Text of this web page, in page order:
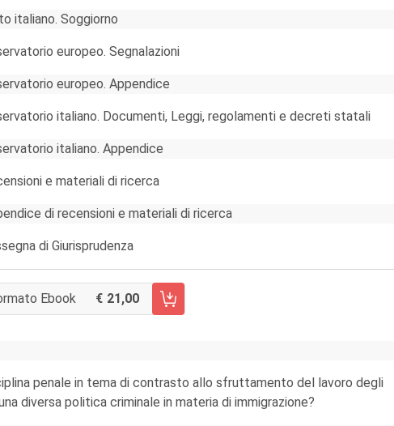
italiano. Soggiorno
europeo. Segnalazioni
europeo. Appendice
italiano. Documenti, Leggi, regolamenti e decreti statali
italiano. Appendice
e materiali di ricerca
di recensioni e materiali di ricerca
di Giurisprudenza
Ebook 21,00
AL CARRELLO FASCICOLO 3/2012
penale in tema di contrasto allo sfruttamento del lavoro degli
diversa politica criminale in materia di immigrazione?